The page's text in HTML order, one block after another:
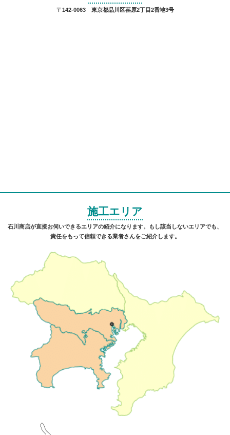
〒142-0063 東京都品川区荏原2丁目2番地3号
施工エリア
石川商店が直接お伺いできるエリアの紹介になります。もし該当しないエリアでも、
責任をもって信頼できる業者さんをご紹介します。